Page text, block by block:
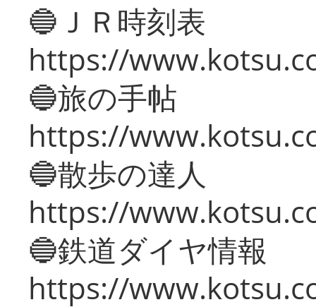
🔵ＪＲ時刻表
https://
🔵旅の手帖
https://
🔵散歩の達人
https://
🔵鉄道ダイヤ情報
https://